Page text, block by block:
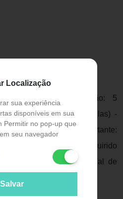
Localização
sua experiência
disponíveis em sua
Permitir no pop-up que
seu navegador
Salvar
cápsulas Composição: 5
PRO CAPS (60 cápsulas) -
nutricional) ** Importante:
sabor de um produto adquirido
permitido o retorno parcial de